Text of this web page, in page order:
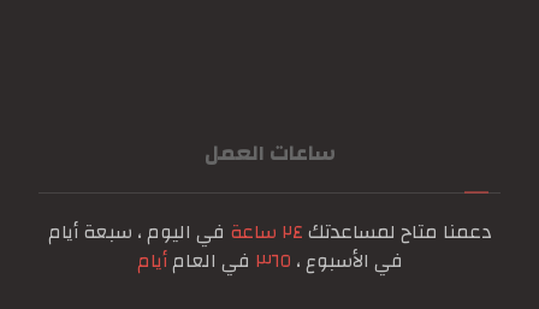
ساعات العمل
دعمنا متاح لمساعدتك٢٤ ساعة
في اليوم ، سبعة أيام
في الأسبوع ، ٣٦٥ في العامأيام